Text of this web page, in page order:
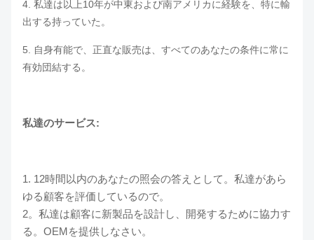
4. 私達は以上10年が中東および南アメリカに経験を、特に輸
出する持っていた。
5. 自身有能で、正直な販売は、すべてのあなたの条件に常に
有効団結する。
私達のサービス:
1. 12時間以内のあなたの照会の答えとして。私達があら
ゆる顧客を評価しているので。
2。私達は顧客に新製品を設計し、開発するために協力す
る。OEMを提供しなさい。